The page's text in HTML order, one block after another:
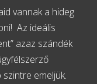
vannak a hideg
Az ideális
azaz szándék
emeljük.